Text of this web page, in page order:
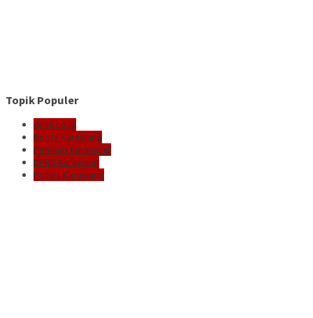
Topik Populer
delik.co.id
Berita Karawang
Pemkab Karawang
DPRD Karawang
Polres Karawang